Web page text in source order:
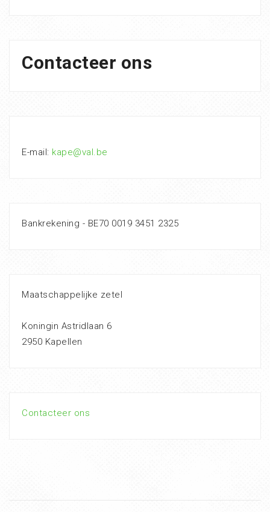
Contacteer ons
E-mail: kape@val.be
Bankrekening - BE70 0019 3451 2325
Maatschappelijke zetel
Koningin Astridlaan 6
2950 Kapellen
Contacteer ons